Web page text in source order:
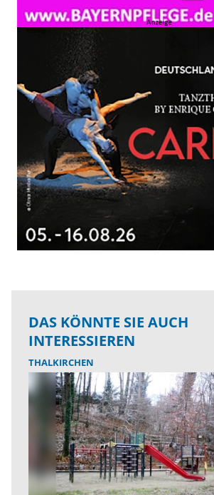
DAS KÖNNTE SIE AUCH
INTERESSIEREN
THALKIRCHEN